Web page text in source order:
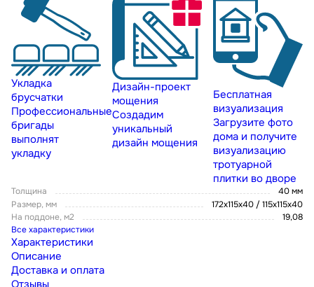
Укладка
брусчатки
Профессиональные
бригады
выполнят
укладку
Дизайн-проект
мощения
Создадим
уникальный
дизайн мощения
Бесплатная
визуализация
Загрузите фото
дома и получите
визуализацию
тротуарной
плитки во дворе
Толщина
40 мм
Размер, мм
172х115х40 / 115х115х40
На поддоне, м2
19,08
Все характеристики
Характеристики
Описание
Доставка и оплата